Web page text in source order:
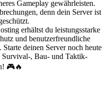
Gameplay gewährleisten.
denn dein Server ist
erhältst du leistungsstarke
und benutzerfreundliche
deinen Server noch heute
Survival-, Bau- und Taktik-
🎮🔥